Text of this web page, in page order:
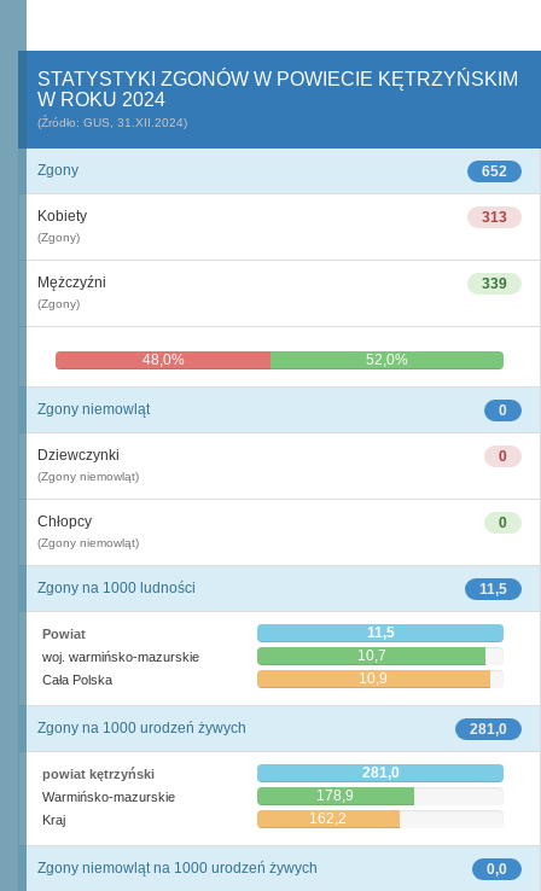
STATYSTYKI ZGONÓW W POWIECIE KĘTRZYŃSKIM
W ROKU 2024
(Źródło: GUS, 31.XII.2024)
652
Zgony
313
Kobiety
(Zgony)
339
Mężczyźni
(Zgony)
48,0% 52,0%
0
Zgony niemowląt
0
Dziewczynki
(Zgony niemowląt)
0
Chłopcy
(Zgony niemowląt)
11,5
Zgony na 1000 ludności
Powiat 11,5
woj. warmińsko-mazurskie 10,7
Cała Polska 10,9
281,0
Zgony na 1000 urodzeń żywych
powiat kętrzyński 281,0
Warmińsko-mazurskie 178,9
Kraj 162,2
0,0
Zgony niemowląt na 1000 urodzeń żywych